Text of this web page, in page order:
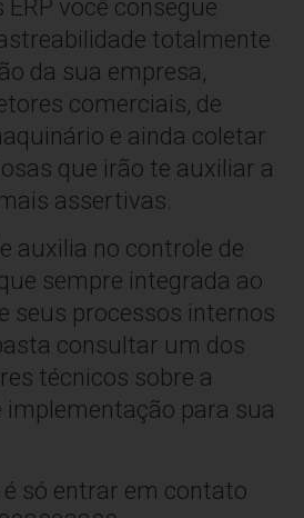
você consegue
totalmente
da sua empresa,
comerciais, de
e ainda coletar
que irão te auxiliar a
assertivas.
auxilia no controle de
sempre integrada ao
seus processos internos
consultar um dos
técnicos sobre a
implementação para sua
só entrar em contato